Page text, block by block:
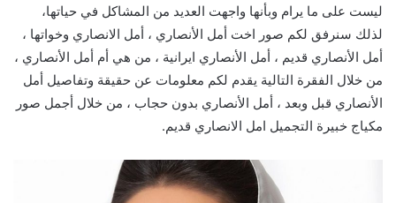
ليست على ما يرام وبأنها واجهت العديد من المشاكل في حياتها،
لذلك سنرفق لكم صور اخت أمل الأنصاري ، أمل الانصاري وخواتها ،
أمل الأنصاري قديم ، أمل الأنصاري ايرانية ، من هي أم أمل الأنصاري ،
من خلال الفقرة التالية يقدم لكم معلومات عن حقيقة وتفاصيل أمل
الأنصاري قبل وبعد ، أمل الأنصاري بدون حجاب ، من خلال أجمل صور
مكياج خبيرة التجميل امل الانصاري قديم.